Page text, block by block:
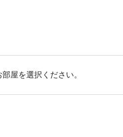
屋を選択ください。